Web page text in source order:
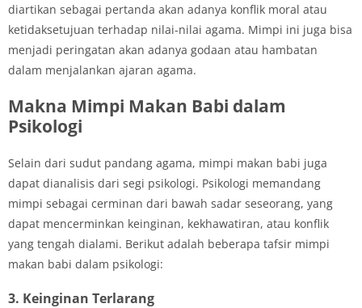
diartikan sebagai pertanda akan adanya konflik moral atau
ketidaksetujuan terhadap nilai-nilai agama. Mimpi ini juga bisa
menjadi peringatan akan adanya godaan atau hambatan
dalam menjalankan ajaran agama.
Makna Mimpi Makan Babi dalam
Psikologi
Selain dari sudut pandang agama, mimpi makan babi juga
dapat dianalisis dari segi psikologi. Psikologi memandang
mimpi sebagai cerminan dari bawah sadar seseorang, yang
dapat mencerminkan keinginan, kekhawatiran, atau konflik
yang tengah dialami. Berikut adalah beberapa tafsir mimpi
makan babi dalam psikologi:
3. Keinginan Terlarang